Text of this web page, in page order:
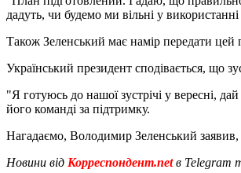
дадуть, чи будемо ми вільні у
Також Зеленський має намір передати
Український президент сподівається, що
"Я готуюсь до нашої зустрічі у вересні,
його команді за підтримку.
Нагадаємо, Володимир Зеленський заявив,
Новини від Корреспондент.netв Telegram